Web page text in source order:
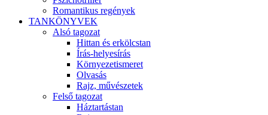
Romantikus regények
TANKÖNYVEK
Alsó tagozat
Hittan és erkölcstan
Írás-helyesírás
Környezetismeret
Olvasás
Rajz, művészetek
Felső tagozat
Háztartástan